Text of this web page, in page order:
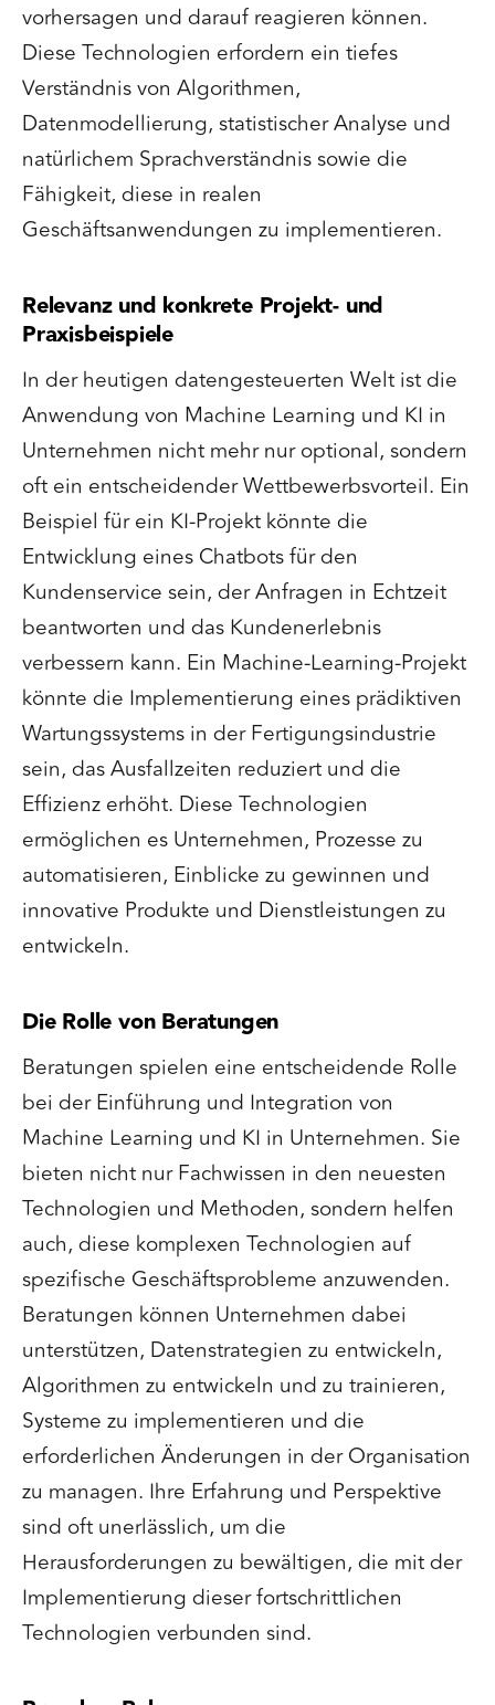
vorhersagen und darauf reagieren können.
Diese Technologien erfordern ein tiefes
Verständnis von Algorithmen,
Datenmodellierung, statistischer Analyse und
natürlichem Sprachverständnis sowie die
Fähigkeit, diese in realen
Geschäftsanwendungen zu implementieren.
Relevanz und konkrete Projekt- und
Praxisbeispiele
In der heutigen datengesteuerten Welt ist die
Anwendung von Machine Learning und KI in
Unternehmen nicht mehr nur optional, sondern
oft ein entscheidender Wettbewerbsvorteil. Ein
Beispiel für ein KI-Projekt könnte die
Entwicklung eines Chatbots für den
Kundenservice sein, der Anfragen in Echtzeit
beantworten und das Kundenerlebnis
verbessern kann. Ein Machine-Learning-Projekt
könnte die Implementierung eines prädiktiven
Wartungssystems in der Fertigungsindustrie
sein, das Ausfallzeiten reduziert und die
Effizienz erhöht. Diese Technologien
ermöglichen es Unternehmen, Prozesse zu
automatisieren, Einblicke zu gewinnen und
innovative Produkte und Dienstleistungen zu
entwickeln.
Die Rolle von Beratungen
Beratungen spielen eine entscheidende Rolle
bei der Einführung und Integration von
Machine Learning und KI in Unternehmen. Sie
bieten nicht nur Fachwissen in den neuesten
Technologien und Methoden, sondern helfen
auch, diese komplexen Technologien auf
spezifische Geschäftsprobleme anzuwenden.
Beratungen können Unternehmen dabei
unterstützen, Datenstrategien zu entwickeln,
Algorithmen zu entwickeln und zu trainieren,
Systeme zu implementieren und die
erforderlichen Änderungen in der Organisation
zu managen. Ihre Erfahrung und Perspektive
sind oft unerlässlich, um die
Herausforderungen zu bewältigen, die mit der
Implementierung dieser fortschrittlichen
Technologien verbunden sind.